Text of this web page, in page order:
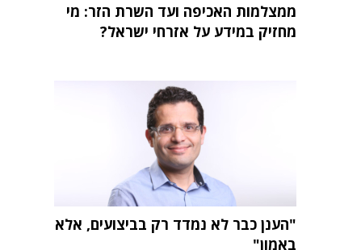
ממצלמות האכיפה ועד השרת הזר: מי
מחזיק במידע על אזרחי ישראל?
"הענן כבר לא נמדד רק בביצועים, אלא
באמון"